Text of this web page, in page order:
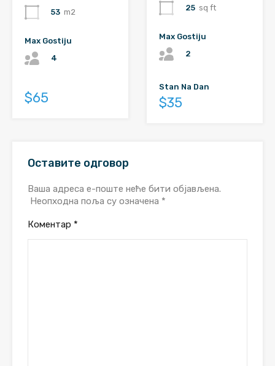
53 m2
Max Gostiju
4
$65
25 sq ft
Max Gostiju
2
Stan Na Dan
$35
Оставите одговор
Ваша адреса е-поште неће бити објављена.
Неопходна поља су означена *
Коментар *